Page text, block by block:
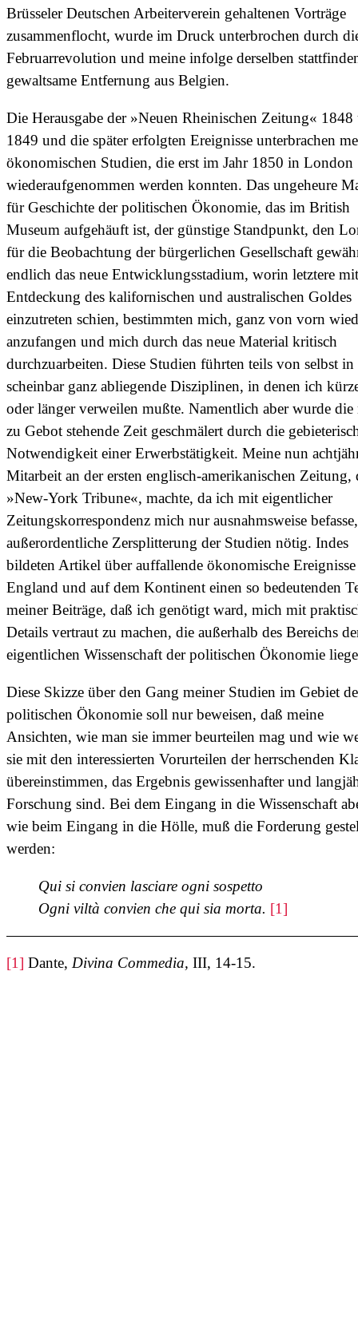
Brüsseler Deutschen Arbeiterverein gehaltenen Vorträge
zusammenflocht, wurde im Druck unterbrochen durch
Februarrevolution und meine infolge derselben
gewaltsame Entfernung aus Belgien.
Die Herausgabe der »Neuen Rheinischen Zeitung« 1848
1849 und die später erfolgten Ereignisse unterbrachen
ökonomischen Studien, die erst im Jahr 1850 in London
wiederaufgenommen werden konnten. Das ungeheure
für Geschichte der politischen Ökonomie, das im British
Museum aufgehäuft ist, der günstige Standpunkt, den
für die Beobachtung der bürgerlichen Gesellschaft
endlich das neue Entwicklungsstadium, worin letztere
Entdeckung des kalifornischen und australischen Goldes
einzutreten schien, bestimmten mich, ganz von vorn
anzufangen und mich durch das neue Material kritisch
durchzuarbeiten. Diese Studien führten teils von selbst in
scheinbar ganz abliegende Disziplinen, in denen ich
oder länger verweilen mußte. Namentlich aber wurde die
zu Gebot stehende Zeit geschmälert durch die
Notwendigkeit einer Erwerbstätigkeit. Meine nun
Mitarbeit an der ersten englisch-amerikanischen Zeitung,
»New-York Tribune«, machte, da ich mit eigentlicher
Zeitungskorrespondenz mich nur ausnahmsweise
außerordentliche Zersplitterung der Studien nötig. Indes
bildeten Artikel über auffallende ökonomische
England und auf dem Kontinent einen so bedeutenden
meiner Beiträge, daß ich genötigt ward, mich mit
Details vertraut zu machen, die außerhalb des Bereichs
eigentlichen Wissenschaft der politischen Ökonomie
Diese Skizze über den Gang meiner Studien im Gebiet
politischen Ökonomie soll nur beweisen, daß meine
Ansichten, wie man sie immer beurteilen mag und wie
sie mit den interessierten Vorurteilen der herrschenden
übereinstimmen, das Ergebnis gewissenhafter und
Forschung sind. Bei dem Eingang in die Wissenschaft
wie beim Eingang in die Hölle, muß die Forderung
werden:
Qui si convien lasciare ogni sospetto
Ogni viltà convien che qui sia morta. [1]
[1] Dante, Divina Commedia, III, 14-15.